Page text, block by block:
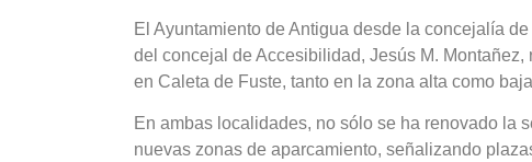
El Ayuntamiento de Antigua desde la concejalía
del concejal de Accesibilidad, Jesús M.
en Caleta de Fuste, tanto en la zona alta como
En ambas localidades, no sólo se ha renovado la
nuevas zonas de aparcamiento, señalizando